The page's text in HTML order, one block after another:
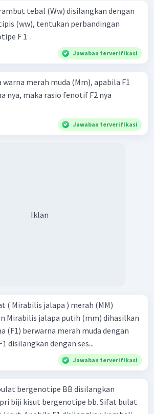
tebal (Ww) disilangkan dengan
(ww), tentukan perbandingan
F 1 ​ .
Jawaban terverifikasi
warna merah muda (Mm), apabila F1
nya, maka rasio fenotif F2 nya
Jawaban terverifikasi
Iklan
( Mirabilis jalapa ) merah (MM)
Mirabilis jalapa putih (mm) dihasilkan
(F1) berwarna merah muda dengan
disilangkan dengan ses...
Jawaban terverifikasi
bergenotipe BB disilangkan
biji kisut bergenotipe bb. Sifat bulat